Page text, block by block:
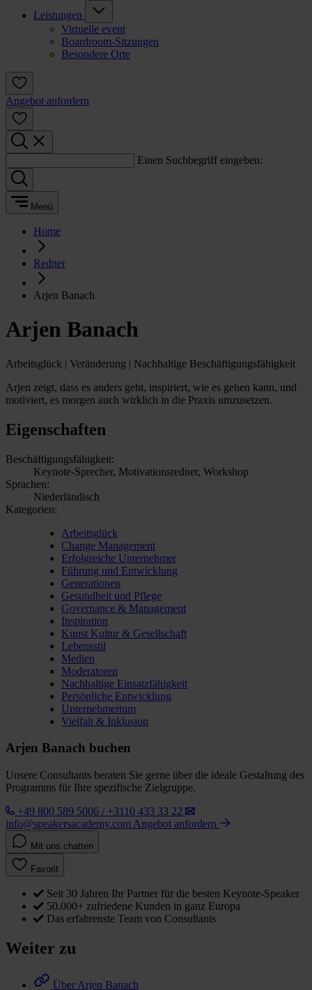
Leistungen
Virtuelle event
Boardroom-Sitzungen
Besondere Orte
Angebot anfordern
Einen Suchbegriff eingeben:
Menü
Home
Redner
Arjen Banach
Arjen Banach
Arbeitsglück | Veränderung | Nachhaltige Beschäftigungsfähigkeit
Arjen zeigt, dass es anders geht, inspiriert, wie es gehen kann, und
motiviert, es morgen auch wirklich in die Praxis umzusetzen.
Eigenschaften
Beschäftigungsfähigkeit:
Keynote-Sprecher, Motivationsredner, Workshop
Sprachen:
Niederländisch
Kategorien:
Arbeitsglück
Change Management
Erfolgreiche Unternehmer
Führung und Entwicklung
Generationen
Gesundheit und Pflege
Governance & Management
Inspiration
Kunst Kultur & Gesellschaft
Lebensstil
Medien
Moderatoren
Nachhaltige Einsatzfähigkeit
Persönliche Entwicklung
Unternehmertum
Vielfalt & Inklusion
Arjen Banach buchen
Unsere Consultants beraten Sie gerne über die ideale Gestaltung des
Programms für Ihre spezifische Zielgruppe.
+49 800 589 5006 / +3110 433 33 22
info@speakersacademy.com Angebot anfordern
Mit uns chatten
Favorit
Seit 30 Jahren Ihr Partner für die besten Keynote-Speaker
50.000+ zufriedene Kunden in ganz Europa
Das erfahrenste Team von Consultants
Weiter zu
Über Arjen Banach